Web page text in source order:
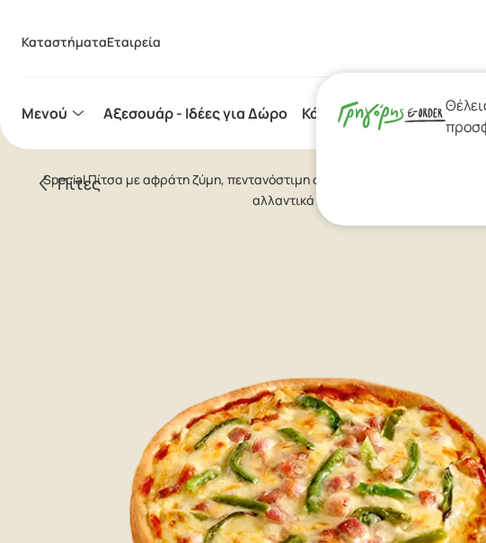
ΚαταστήματαΕταιρεία
Μενού Aξεσουάρ - Ιδέες για Δώρο Κάψουλες Espresso &
Πίτες
Special Πίτσα με αφράτη ζύμη, πεντανόστιμη σάλτσα ντομάτας & πλούσια
αλλαντικά & πιπεριά